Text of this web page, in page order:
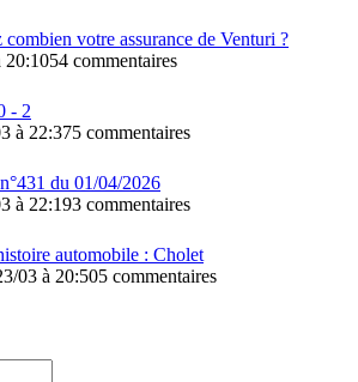
combien votre assurance de Venturi ?
20:1054 commentaires
- 2
à 22:375 commentaires
du 01/04/2026
à 22:193 commentaires
automobile : Cholet
03 à 20:505 commentaires